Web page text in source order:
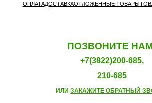
ОПЛАТАДОСТАВКАОТЛОЖЕННЫЕ ТОВАРЫ
ПОЗВОНИТЕ
+7(3822)200-685,
210-685
ИЛИ ЗАКАЖИТЕ ОБРАТНЫЙ